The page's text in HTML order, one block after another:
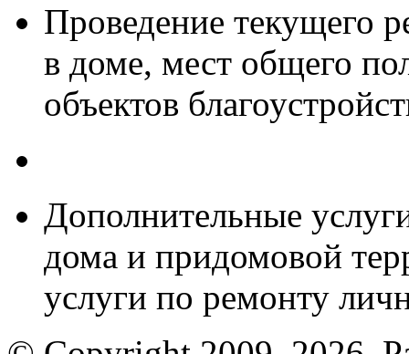
Проведение текущего
в доме, мест общего
объектов
Дополнительные
дома и придомовой
услуги по ремонту